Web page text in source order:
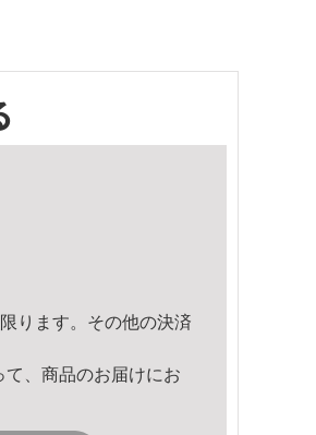
ります。その他の決済
、商品のお届けにお